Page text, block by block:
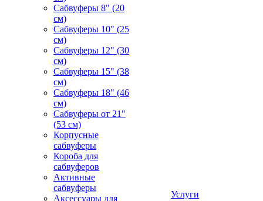
Сабвуферы 8" (20
см)
Сабвуферы 10" (25
см)
Сабвуферы 12" (30
см)
Сабвуферы 15" (38
см)
Сабвуферы 18" (46
см)
Сабвуферы от 21"
(53 см)
Корпусные
сабвуферы
Короба для
сабвуферов
Активные
сабвуферы
Аксессуары для
Услуги